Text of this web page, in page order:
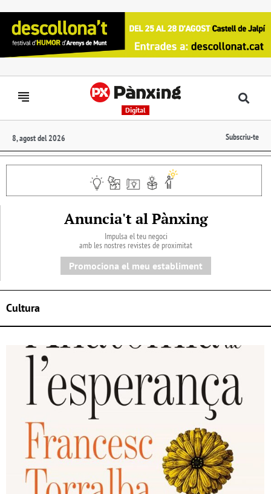
Digital
8, agost del 2026 Subscriu-te
Anuncia't al Pànxing
Impulsa el teu negoci
amb les nostres revistes de proximitat
Promociona el meu establiment
Cultura